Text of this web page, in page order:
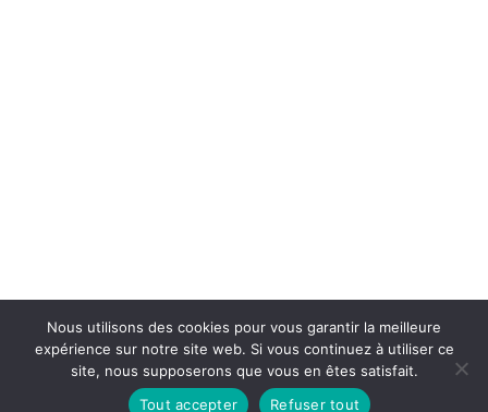
Nous utilisons des cookies pour vous garantir la meilleure
expérience sur notre site web. Si vous continuez à utiliser ce
site, nous supposerons que vous en êtes satisfait.
Tout accepter
Refuser tout